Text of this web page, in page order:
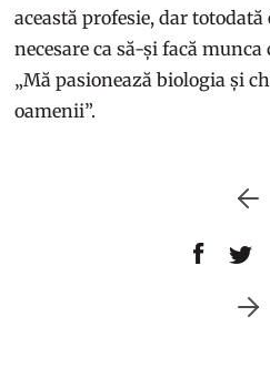
această profesie, dar
necesare ca să-și facă
„Mă pasionează biologia și
oamenii”.